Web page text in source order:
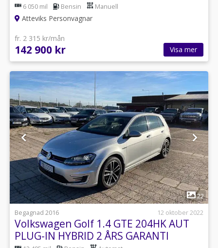
6 050 mil Bensin Manuell
Atteviks Personvagnar
fr. 2 315 kr/mån
142 900 kr Visa mer
1
22
Begagnad 2016
12 oktober 2022
Volkswagen Golf 1.4 GTE 204HK AUT
PLUG-IN HYBRID 2 ÅRS GARANTI